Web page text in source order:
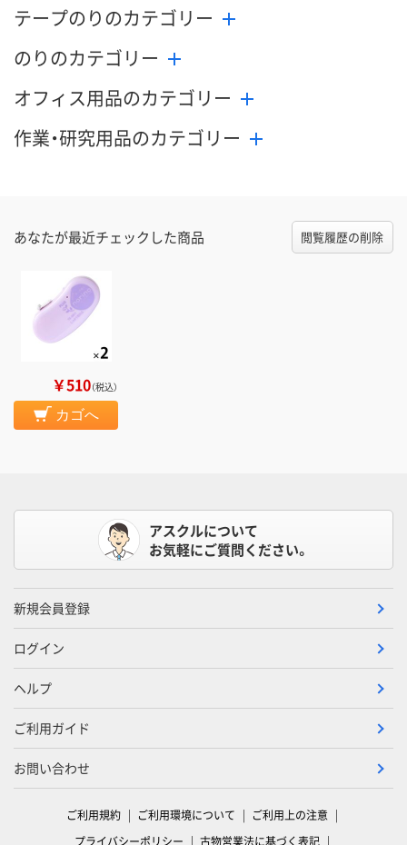
テープのりのカテゴリー
のりのカテゴリー
オフィス用品のカテゴリー
作業・研究用品のカテゴリー
あなたが最近チェックした商品 閲覧履歴の削除
￥510（税込）
カゴへ
アスクルについて
お気軽にご質問ください。
新規会員登録
ログイン
ヘルプ
ご利用ガイド
お問い合わせ
ご利用規約 ご利用環境について
ご利用上の注意
プライバシーポリシー
古物営業法に基づく表記